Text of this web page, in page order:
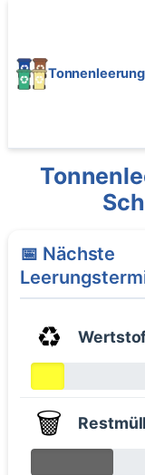
📅 Nächste
♻️
🗑️